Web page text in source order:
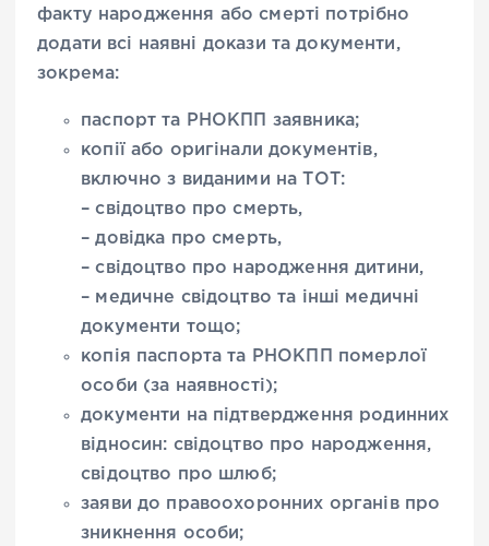
факту народження або смерті потрібно
додати всі наявні докази та документи,
зокрема:
паспорт та РНОКПП заявника;
копії або оригінали документів,
включно з виданими на ТОТ:
– свідоцтво про смерть,
– довідка про смерть,
– свідоцтво про народження дитини,
– медичне свідоцтво та інші медичні
документи тощо;
копія паспорта та РНОКПП померлої
особи (за наявності);
документи на підтвердження родинних
відносин: свідоцтво про народження,
свідоцтво про шлюб;
заяви до правоохоронних органів про
зникнення особи;